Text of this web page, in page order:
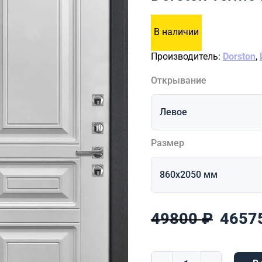
В наличии
Производитель: Dorston,
Открывание
Размер
49800₽